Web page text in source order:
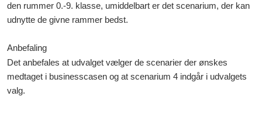
den rummer 0.-9. klasse, umiddelbart er det scenarium, der kan
udnytte de givne rammer bedst.
Anbefaling
Det anbefales at udvalget vælger de scenarier der ønskes
medtaget i businesscasen og at scenarium 4 indgår i udvalgets
valg.